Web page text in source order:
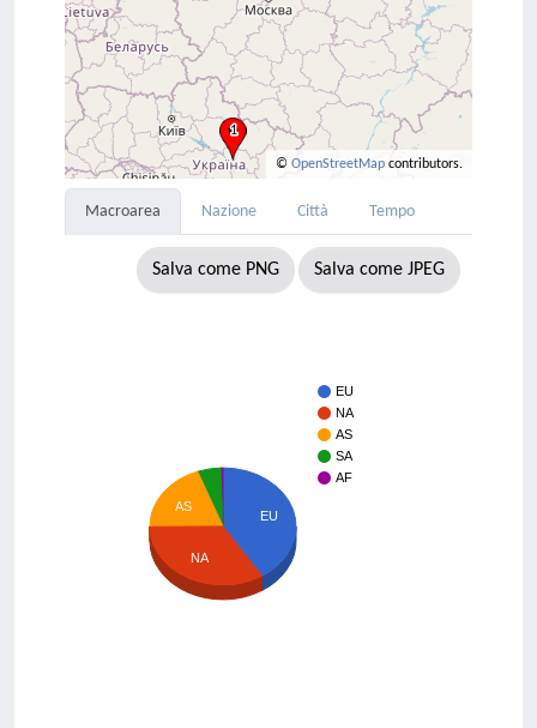
© OpenStreetMap contributors.
Macroarea Nazione Città Tempo
Salva come PNG Salva come JPEG
EU
NA
AS
SA
AF
EU
AS
NA